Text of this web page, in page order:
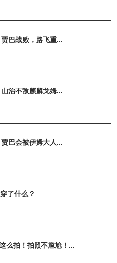
巴战败，路飞重...
治不敌麒麟戈姆...
巴会被伊姆大人...
了什么？
么拍！拍照不尴尬！...